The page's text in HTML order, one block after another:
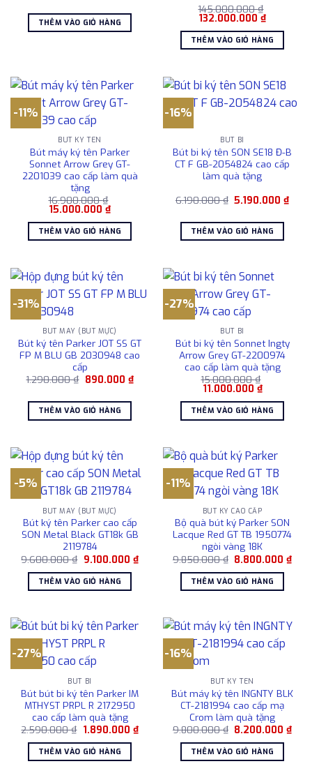
8.190.000 ₫.
THÊM VÀO GIỎ HÀNG
145.000.000₫
Giá
là:
145.000.000 ₫.
132.000.000 ₫Giá
hiện
tại
là:
THÊM VÀO GIỎ HÀNG
-11%
BÚT KÝ TÊN
Bút máy ký tên Parker
Sonnet Arrow Grey GT-
2201039 cao cấp làm quà
tặng
16.900.000₫
Giá
là:
16.900.000 ₫.
15.000.000 ₫Giá
hiện
tại
là:
15.000.000 ₫.
THÊM VÀO GIỎ HÀNG
-16%
BÚT BI
Bút bi ký tên SON SE18 Đ-B
CT F GB-2054824 cao cấp
làm quà tặng
6.190.000₫ Giá
6.190.000 ₫.
5.190.000₫Giá
hiện
THÊM VÀO GIỎ HÀNG
-31%
BÚT MÁY (BÚT MỰC)
Bút ký tên Parker JOT SS GT
FP M BLU GB 2030948 cao
cấp
1.290.000₫ Giá
1.290.000 ₫.
890.000 ₫Giá
THÊM VÀO GIỎ HÀNG
-27%
BÚT BI
Bút bi ký tên Sonnet Ingty
Arrow Grey GT-2200974
cao cấp làm quà tặng
15.000.000₫
Giá
là:
15.000.000 ₫.
11.000.000 ₫Giá
tại
là:
THÊM VÀO GIỎ HÀNG
-5%
BÚT MÁY (BÚT MỰC)
Bút ký tên Parker cao cấp
SON Metal Black GT18k GB
2119784
9.600.000₫ Giá
là:
9.600.000 ₫.
9.100.000 ₫Giá
hiện
9.100.000 ₫.
THÊM VÀO GIỎ HÀNG
-11%
BÚT KÝ CAO CẤP
Bộ quà bút ký Parker SON
Lacque Red GT TB 1950774
ngòi vàng 18K
9.850.000₫ Giá
là:
9.850.000 ₫.
8.800.000₫Giá
hiện
THÊM VÀO GIỎ HÀNG
-27%
BÚT BI
Bút bút bi ký tên Parker IM
MTHYST PRPL R 2172950
cao cấp làm quà tặng
2.590.000₫ Giá
là:
2.590.000 ₫.
1.890.000 ₫Giá
hiện
1.890.000 ₫.
THÊM VÀO GIỎ HÀNG
-16%
BÚT KÝ TÊN
Bút máy ký tên INGNTY BLK
CT-2181994 cao cấp mạ
Crom làm quà tặng
9.800.000₫ Giá
là:
9.800.000 ₫.
8.200.000₫Giá
hiện
THÊM VÀO GIỎ HÀNG